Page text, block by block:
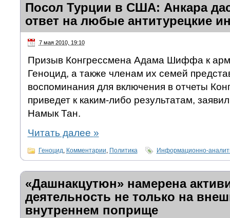
Посол Турции в США: Анкара
ответ на любые антитурецкие
7 мая 2010, 19:10
Призыв Конгрессмена Адама Шиффа к
Геноцид, а также членам их семей
воспоминания для включения в отчеты
приведет к каким-либо результатам,
Намык Тан.
Читать далее »
Геноцид, Комментарии, Политика Информационно-
«Дашнакцутюн» намерена
деятельность не только на
внутреннем поприще